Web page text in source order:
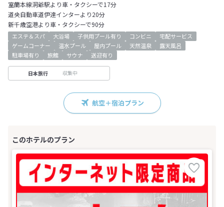
室蘭本線洞爺駅より車・タクシーで17分
道央自動車道伊達インターより20分
新千歳空港より車・タクシーで90分
エステ＆スパ 大浴場 子供用プール有り コンビニ
宅配サービス
ゲームコーナー
温水プール 屋内プール 天然温泉
露天風呂
駐車場有り
旅館 サウナ 送迎有り
日本旅行 収集中
航空＋宿泊プラン